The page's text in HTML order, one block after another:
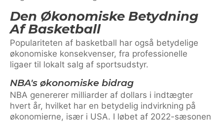
Den Økonomiske Betydning
Af Basketball
Populariteten af basketball har også betydelige
økonomiske konsekvenser, fra professionelle
ligaer til lokalt salg af sportsudstyr.
NBA's økonomiske bidrag
NBA genererer milliarder af dollars i indtægter
hvert år, hvilket har en betydelig indvirkning på
økonomierne, især i USA. I løbet af 2022-sæsonen